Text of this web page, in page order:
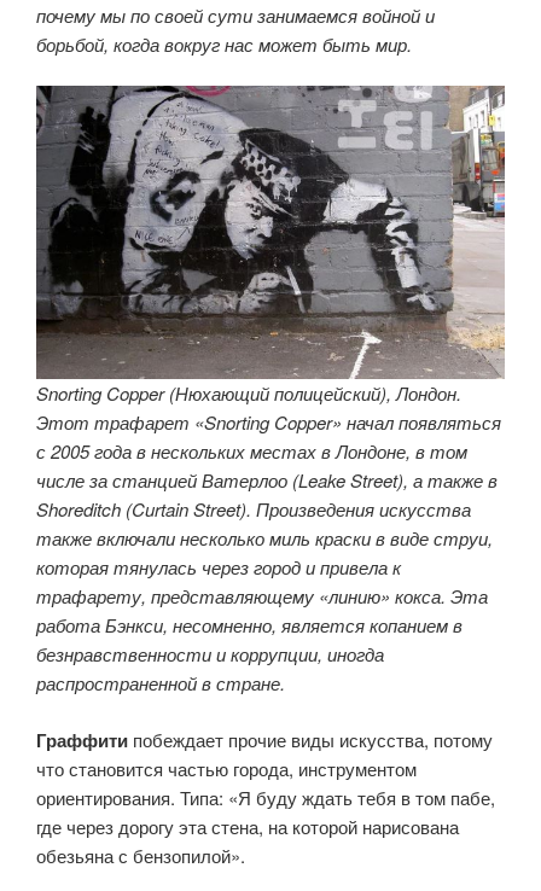
почему мы по своей сути занимаемся войной и
борьбой, когда вокруг нас может быть мир.
Snorting Copper (Нюхающий полицейский), Лондон.
Этот трафарет «Snorting Copper» начал появляться
с 2005 года в нескольких местах в Лондоне, в том
числе за станцией Ватерлоо (Leake Street), а также в
Shoreditch (Curtain Street). Произведения искусства
также включали несколько миль краски в виде струи,
которая тянулась через город и привела к
трафарету, представляющему «линию» кокса. Эта
работа Бэнкси, несомненно, является копанием в
безнравственности и коррупции, иногда
распространенной в стране.
Граффити побеждает прочие виды искусства, потому
что становится частью города, инструментом
ориентирования. Типа: «Я буду ждать тебя в том пабе,
где через дорогу эта стена, на которой нарисована
обезьяна с бензопилой».